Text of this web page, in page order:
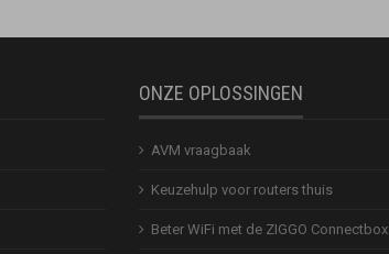
ONZE OPLOSSINGEN
AVM vraagbaak
Keuzehulp voor routers thuis
Beter WiFi met de ZIGGO Connectbox